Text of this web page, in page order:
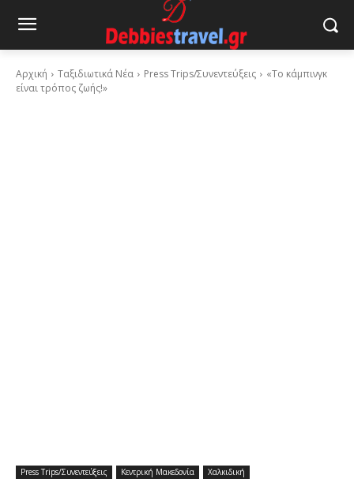
Αρχική Ταξιδιωτικά Νέα Press Trips/Συνεντεύξεις
«Το κάμπινγκ
είναι τρόπος ζωής!»
Press Trips/Συνεντεύξεις Κεντρική Μακεδονία Χαλκιδική